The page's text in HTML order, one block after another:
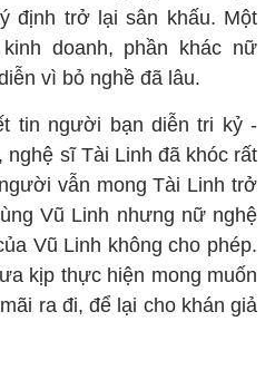
định trở lại sân khấu. Một
doanh, phần khác nữ
vì bỏ nghề đã lâu.
tin người bạn diễn tri kỷ -
sĩ Tài Linh đã khóc rất
vẫn mong Tài Linh trở
Vũ Linh nhưng nữ nghệ
Vũ Linh không cho phép.
kịp thực hiện mong muốn
ra đi, để lại cho khán giả